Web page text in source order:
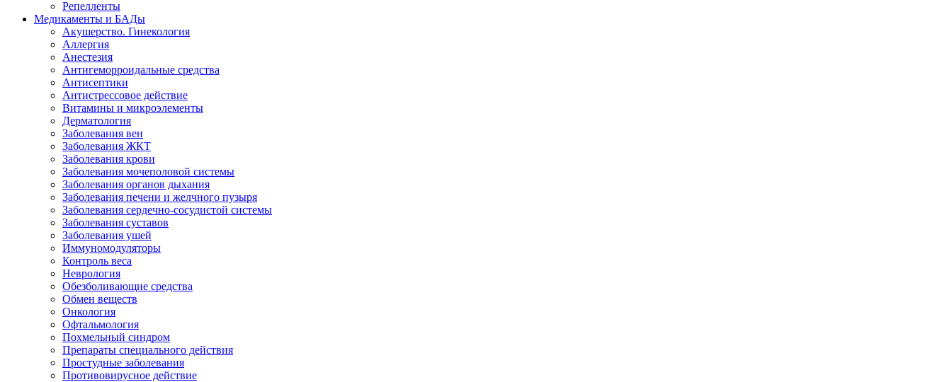
Репелленты
Медикаменты и БАДы
Акушерство. Гинекология
Аллергия
Анестезия
Антигеморроидальные средства
Антисептики
Антистрессовое действие
Витамины и микроэлементы
Дерматология
Заболевания вен
Заболевания ЖКТ
Заболевания крови
Заболевания мочеполовой системы
Заболевания органов дыхания
Заболевания печени и желчного пузыря
Заболевания сердечно-сосудистой системы
Заболевания суставов
Заболевания ушей
Иммуномодуляторы
Контроль веса
Неврология
Обезболивающие средства
Обмен веществ
Онкология
Офтальмология
Похмельный синдром
Препараты специального действия
Простудные заболевания
Противовирусное действие